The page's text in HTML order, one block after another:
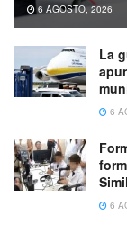
6 AGOSTO, 2026
La
6
6